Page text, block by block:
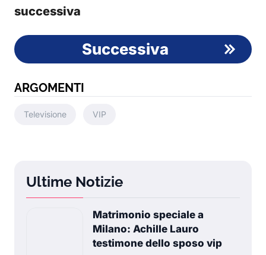
successiva
Successiva
ARGOMENTI
Televisione VIP
Ultime Notizie
Matrimonio speciale a
Milano: Achille Lauro
testimone dello sposo vip